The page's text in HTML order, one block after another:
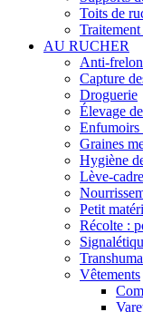
Toits de
AU RUCHER
Anti-
Capture
Droguerie
Élevage
Enfumoirs
Graines
Hygiène
Lève-
Petit
Récolte :
Vêtements